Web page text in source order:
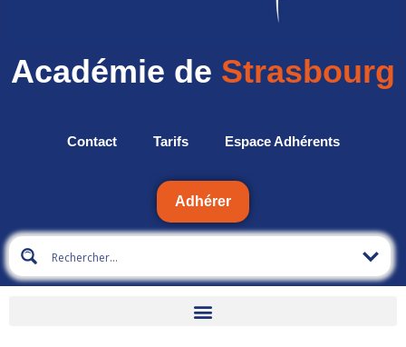
Académie de Strasbourg
Contact Tarifs Espace Adhérents
Adhérer